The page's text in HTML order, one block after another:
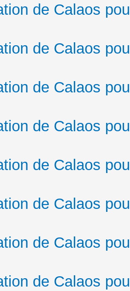
de Calaos
de Calaos
de Calaos
de Calaos
de Calaos
de Calaos
de Calaos
de Calaos